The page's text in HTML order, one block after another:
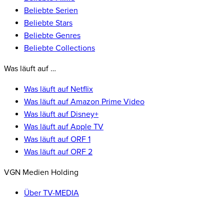
Beliebte Serien
Beliebte Stars
Beliebte Genres
Beliebte Collections
Was läuft auf …
Was läuft auf Netflix
Was läuft auf Amazon Prime Video
Was läuft auf Disney+
Was läuft auf Apple TV
Was läuft auf ORF 1
Was läuft auf ORF 2
VGN Medien Holding
Über TV-MEDIA